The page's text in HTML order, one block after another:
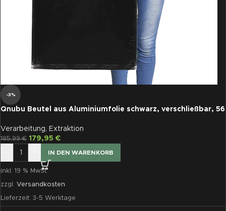
-3%
Qnubu Beutel aus Aluminiumfolie schwarz, verschließbar, 56
Verarbeitung, Extraktion
185,99€ 179,95 €
IN DEN WARENKORB
inkl. 19 % MwSt.
zzgl. Versandkosten
Lieferzeit: 3-5 Werktage